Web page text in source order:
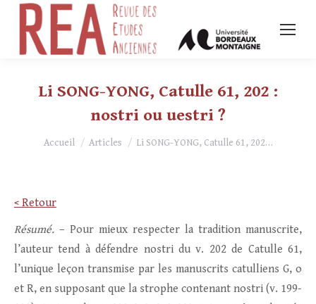
Li SONG-YONG, Catulle 61, 202 :
nostri ou uestri ?
Vous êtes ici :
Accueil Articles Li SONG-YONG, Catulle 61, 202…
< Retour
Résumé. – Pour mieux respecter la tradition manuscrite,
l’auteur tend à défendre nostri du v. 202 de Catulle 61,
l’unique leçon transmise par les manuscrits catulliens G, o
et R, en supposant que la strophe contenant nostri (v. 199-